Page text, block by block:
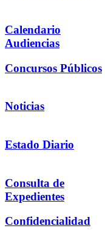
Calendario
Audiencias
Concursos Públicos
Noticias
Estado Diario
Consulta de
Expedientes
Confidencialidad